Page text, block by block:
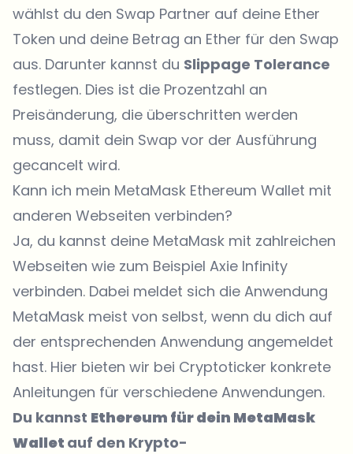
wählst du den Swap Partner auf deine Ether
Token und deine Betrag an Ether für den Swap
aus. Darunter kannst du Slippage Tolerance
festlegen. Dies ist die Prozentzahl an
Preisänderung, die überschritten werden
muss, damit dein Swap vor der Ausführung
gecancelt wird.
Kann ich mein MetaMask Ethereum Wallet mit
anderen Webseiten verbinden?
Ja, du kannst deine MetaMask mit zahlreichen
Webseiten wie zum Beispiel Axie Infinity
verbinden. Dabei meldet sich die Anwendung
MetaMask meist von selbst, wenn du dich auf
der entsprechenden Anwendung angemeldet
hast. Hier bieten wir bei Cryptoticker konkrete
Anleitungen für verschiedene Anwendungen.
Du kannst Ethereum für dein MetaMask
Wallet auf den Krypto-